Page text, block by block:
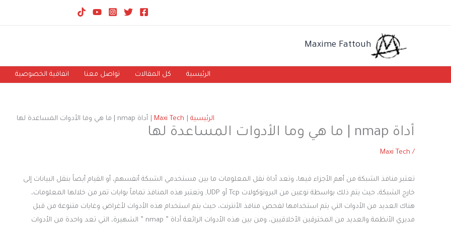
Maxime Fattouh
الرئيسية كل المقالات تواصل معنا اتفاقية الخصوصية
الرئيسية Maxi Tech أداة nmap | ما هي وما الأدوات المساعدة لها
أداة nmap | ما هي وما الأدوات المساعدة لها
/
Maxi Tech
تعتبر منافذ الشبكة من أهم الأجزاء فيها، وتعد أداة نقل المعلومات ما بين مستخدمي الشبكة أنفسهم، أو القيام أيضاً بنقل البيانات إلى
خارج الشبكة، حيث يتم ذلك بواسطة نوعين من البروتوكولات Tcp أو UDP, وتعتبر هذه المنافذ تماماً بوابات تمر من خلالها المعلومات،
هناك العديد من الأدوات التي يتم استخدامها لفحص منافذ الأنترنت، حيث يتم استخدام هذه الأدوات لأغراض وغايات متنوعة من قبل
مديري الأنظمة والعديد من المخترقين الأخلاقيين، ومن بين هذه الأدوات الرائعة أداة ” nmap ” الشهيرة، التي تعد واحدة من الأدوات